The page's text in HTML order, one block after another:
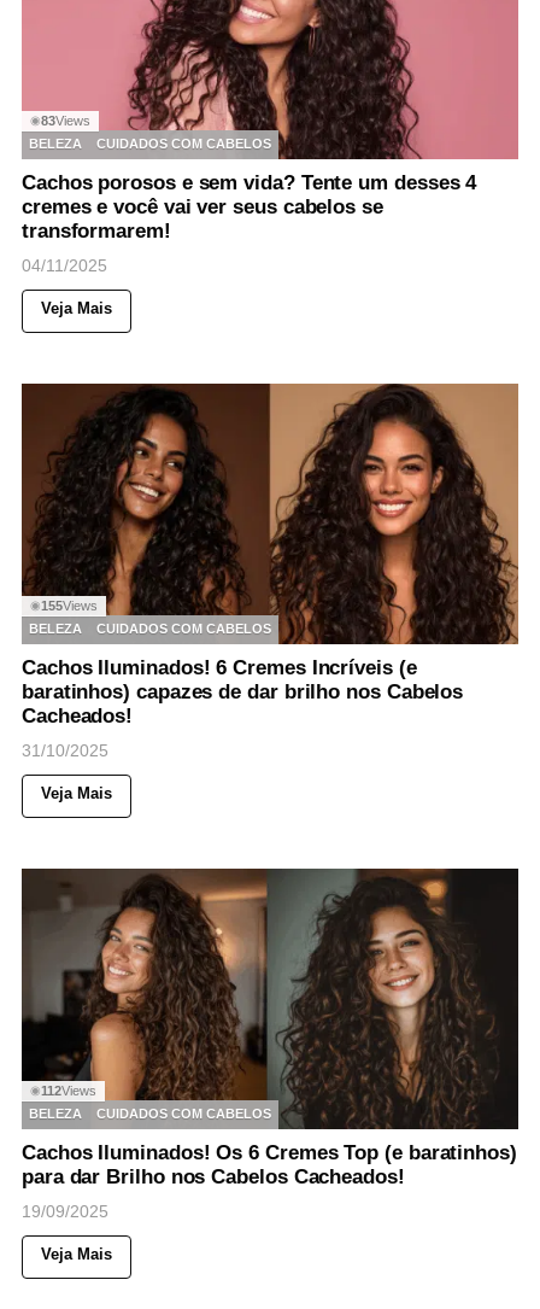
◉83Views
BELEZA
CUIDADOS COM CABELOS
Cachos porosos e sem vida? Tente um desses 4
cremes e você vai ver seus cabelos se
transformarem!
04/11/2025
Veja Mais
◉155Views
BELEZA
CUIDADOS COM CABELOS
Cachos Iluminados! 6 Cremes Incríveis (e
baratinhos) capazes de dar brilho nos Cabelos
Cacheados!
31/10/2025
Veja Mais
◉112Views
BELEZA
CUIDADOS COM CABELOS
Cachos Iluminados! Os 6 Cremes Top (e baratinhos)
para dar Brilho nos Cabelos Cacheados!
19/09/2025
Veja Mais